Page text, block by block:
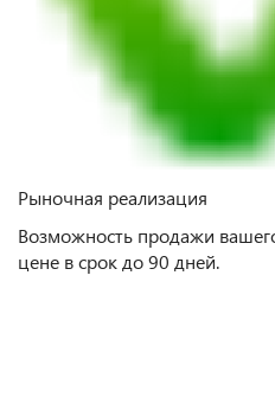
Рыночная реализация
Возможность продажи
цене в срок до 90 дней.